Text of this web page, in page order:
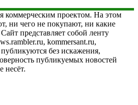
коммерческим проектом. На этом
ни чего не покупают, ни какие
представляет собой ленту
kommersant.ru,
без искажения,
публикуемых новостей
несёт.